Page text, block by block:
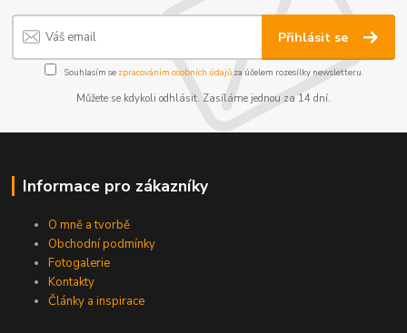
Přihlásit se
Souhlasím se zpracováním osobních údajůza účelem rozesílky newsletteru.
Můžete se kdykoli odhlásit. Zasíláme jednou za 14 dní.
Informace pro zákazníky
O mně a tvorbě
Obchodní podmínky
Fotogalerie
Kontakty
Články a inspirace